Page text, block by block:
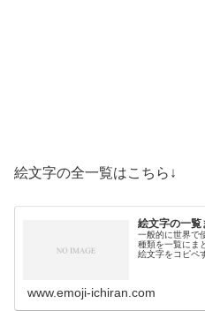
絵文字の全一覧はこちら↓
絵文字の一覧
一般的に世界で
種類を一覧にま
絵文字をコピペ
www.emoji-ichiran.com